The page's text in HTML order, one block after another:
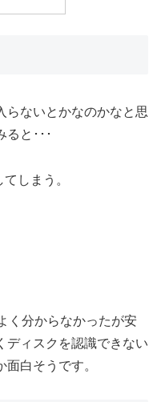
らないとかなのかなと思
と･･･
しまう。
く分からなかったが安
ディスクを認識できない
白そうです。